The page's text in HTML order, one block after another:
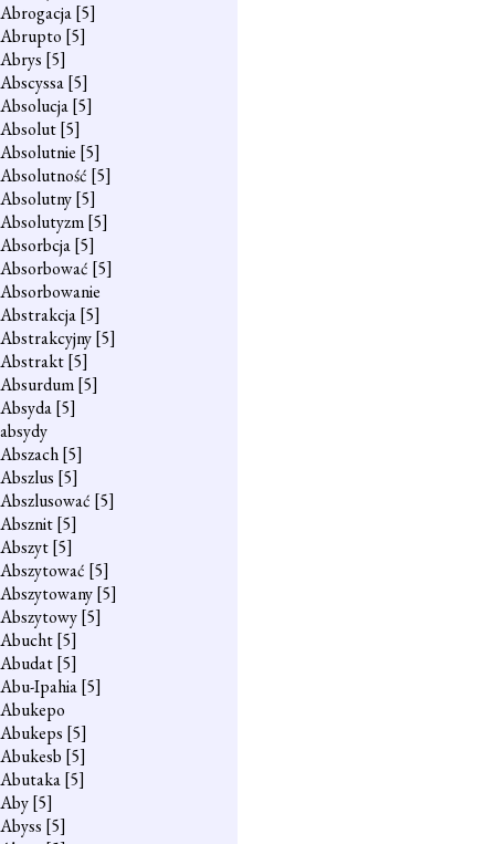
Abrogacja[5]
Abrupto [5]
Abrys [5]
Abscyssa[5]
Absolucja[5]
Absolut[5]
Absolutnie [5]
Absolutność [5]
Absolutny[5]
Absolutyzm[5]
Absorbcja[5]
Absorbować [5]
Absorbowanie
Abstrakcja[5]
Abstrakcyjny[5]
Abstrakt[5]
Absurdum[5]
Absyda[5]
absydy
Abszach[5]
Abszlus [5]
Abszlusować [5]
Absznit[5]
Abszyt[5]
Abszytować [5]
Abszytowany[5]
Abszytowy[5]
Abucht[5]
Abudat[5]
Abu-Ipahia[5]
Abukepo
Abukeps [5]
Abukesb [5]
Abutaka[5]
Aby[5]
Abyss [5]